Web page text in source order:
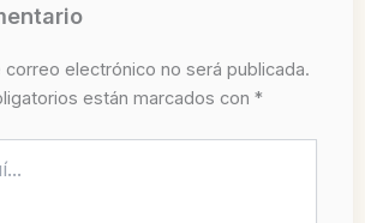
correo electrónico no será publicada.
están marcados con *